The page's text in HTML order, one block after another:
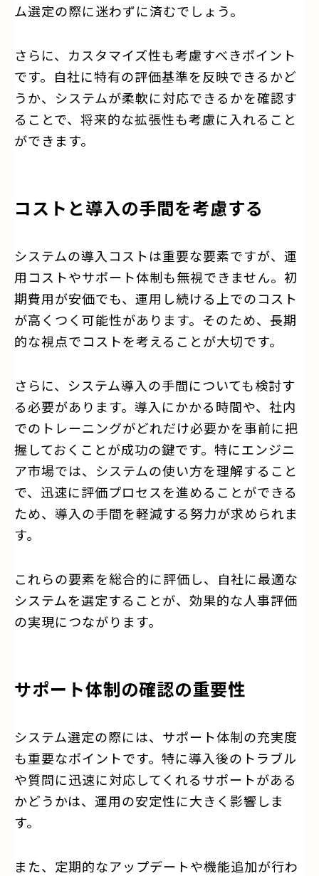
ム選定の際に迷わずに済むでしょう。
さらに、カスタマイズ性も考慮すべきポイント
です。自社に特有の評価基準を反映できるかど
うか、システムが柔軟に対応できるかを確認す
ることで、将来的な拡張性も考慮に入れること
ができます。
コストと導入の手間を考慮する
システムの導入コストは重要な要素ですが、運
用コストやサポート体制も無視できません。初
期費用が安価でも、運用し続ける上でのコスト
が高くつく可能性があります。そのため、長期
的な視点でコストを考えることが大切です。
さらに、システム導入の手間についても検討す
る必要があります。導入にかかる時間や、社内
でのトレーニングがどれだけ必要かを事前に把
握しておくことが成功の鍵です。特にエンジニ
ア市場では、システムの使い方を理解すること
で、迅速に評価プロセスを進めることができる
ため、導入の手間を軽減する努力が求められま
す。
これらの要素を総合的に評価し、自社に最適な
システムを選定することが、効果的な人事評価
の実現につながります。
サポート体制の確認の重要性
システム選定の際には、サポート体制の充実度
も重要なポイントです。特に導入後のトラブル
や質問に迅速に対応してくれるサポートがある
かどうかは、運用の安定性に大きく影響しま
す。
また、定期的なアップデートや機能追加が行わ